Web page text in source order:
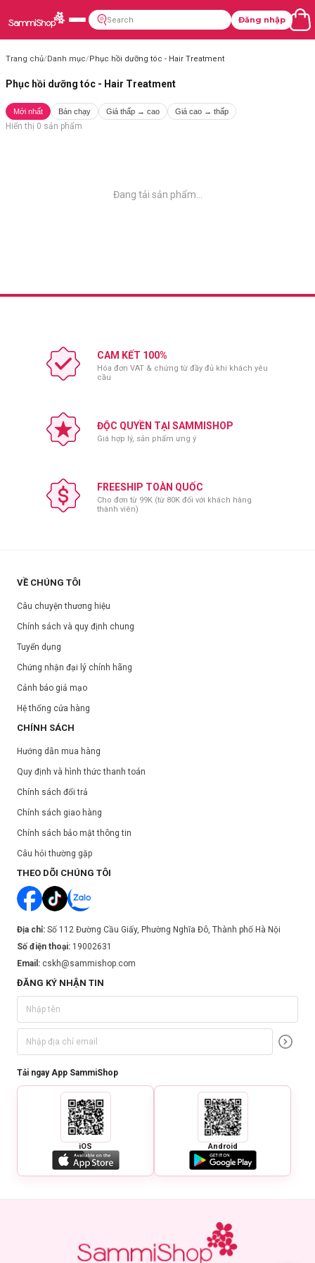
Đăng nhập
Trang chủ/Danh mục/Phục hồi dưỡng tóc - Hair Treatment
Phục hồi dưỡng tóc - Hair Treatment
Mới nhất Bán chạy Giá thấp → cao Giá cao → thấp
Hiển thị 0 sản phẩm
Đang tải sản phẩm...
CAM KẾT 100%
Hóa đơn VAT & chứng từ đầy đủ khi khách yêu
cầu
ĐỘC QUYỀN TẠI SAMMISHOP
Giá hợp lý, sản phẩm ưng ý
FREESHIP TOÀN QUỐC
Cho đơn từ 99K (từ 80K đối với khách hàng
thành viên)
VỀ CHÚNG TÔI
Câu chuyện thương hiệu
Chính sách và quy định chung
Tuyển dụng
Chứng nhận đại lý chính hãng
Cảnh báo giả mạo
Hệ thống cửa hàng
CHÍNH SÁCH
Hướng dẫn mua hàng
Quy định và hình thức thanh toán
Chính sách đổi trả
Chính sách giao hàng
Chính sách bảo mật thông tin
Câu hỏi thường gặp
THEO DÕI CHÚNG TÔI
Địa chỉ: Số 112 Đường Cầu Giấy, Phường Nghĩa Đô, Thành phố Hà Nội
Số điện thoại: 19002631
Email: cskh@sammishop.com
ĐĂNG KÝ NHẬN TIN
Tải ngay App SammiShop
iOS Android